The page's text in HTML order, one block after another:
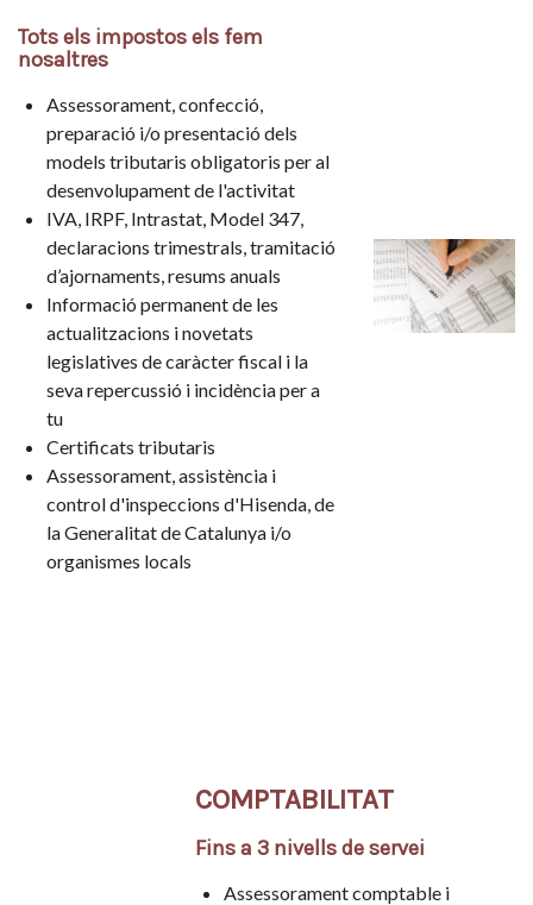
Tots els impostos els fem
nosaltres
Assessorament, confecció,
preparació i/o presentació dels
models tributaris obligatoris per al
desenvolupament de l'activitat
IVA, IRPF, Intrastat, Model 347,
declaracions trimestrals, tramitació
d’ajornaments, resums anuals
Informació permanent de les
actualitzacions i novetats
legislatives de caràcter fiscal i la
seva repercussió i incidència per a
tu
Certificats tributaris
Assessorament, assistència i
control d'inspeccions d'Hisenda, de
la Generalitat de Catalunya i/o
organismes locals
COMPTABILITAT
Fins a 3 nivells de servei
Assessorament comptable i